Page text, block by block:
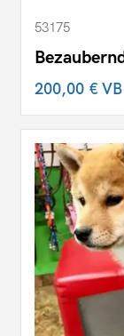
53175
200,00 €VB